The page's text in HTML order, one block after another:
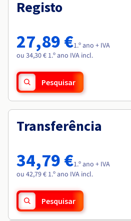
Preços
Roadmap & Changelog
Observabilidade
Roadmap & Changelog
Roadmap & Changelog
Roadmap & Changelog
Roadmap & Changelog
Registo
27,89 €1.º ano + IVA
ou 34,30 € 1.º ano IVA incl.
Pesquisar
Transferência
34,79 €1.º ano + IVA
ou 42,79 € 1.º ano IVA incl.
Pesquisar